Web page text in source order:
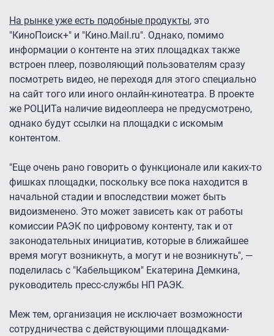
На рынке уже есть подобные продукты, это
"КиноПоиск+" и "Кино.Mail.ru". Однако, помимо
информации о контенте на этих площадках также
встроен плеер, позволяющий пользователям сразу
посмотреть видео, не переходя для этого специально
на сайт того или иного онлайн-кинотеатра. В проекте
же РОЦИТа наличие видеоплеера не предусмотрено,
однако будут ссылки на площадки с искомым
контентом.
"Еще очень рано говорить о функционале или каких-то
фишках площадки, поскольку все пока находится в
начальной стадии и впоследствии может быть
видоизменено. Это может зависеть как от работы
комиссии РАЭК по цифровому контенту, так и от
законодательных инициатив, которые в ближайшее
время могут возникнуть, а могут и не возникнуть", —
поделилась с "Кабельщиком" Екатерина Демкина,
руководитель пресс-службы НП РАЭК.
Меж тем, организация не исключает возможности
сотрудничества с действующими площадками-